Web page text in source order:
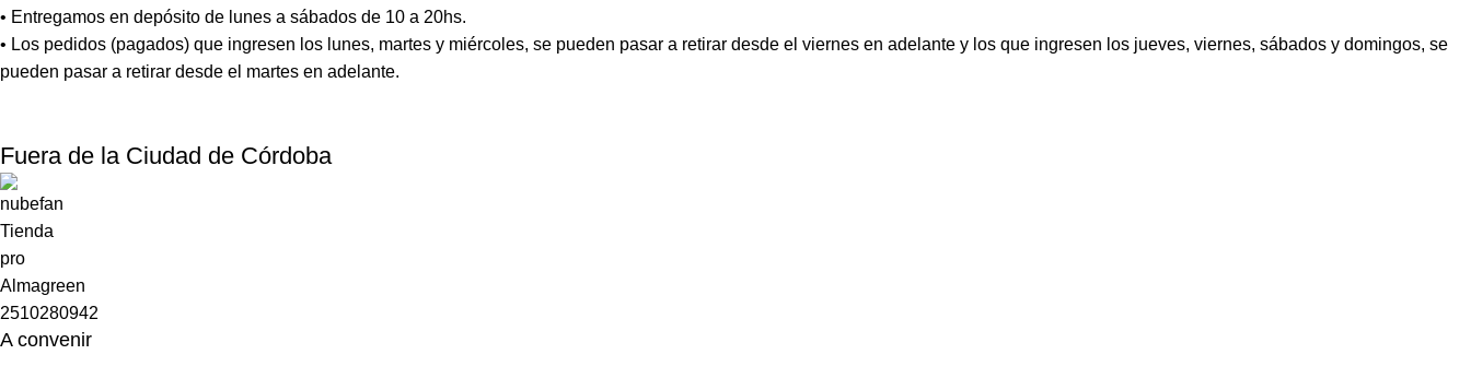
• Entregamos en depósito de lunes a sábados de 10 a 20hs.
• Los pedidos (pagados) que ingresen los lunes, martes y miércoles, se pueden pasar a retirar desde el viernes en adelante y los que ingresen los jueves, viernes, sábados y domingos, se
pueden pasar a retirar desde el martes en adelante.
Fuera de la Ciudad de Córdoba
A convenir